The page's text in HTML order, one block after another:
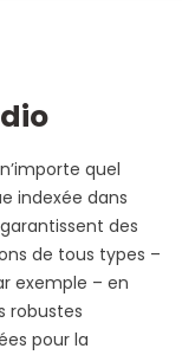
quel
indexée dans
des
de tous types –
exemple – en
robustes
pour la